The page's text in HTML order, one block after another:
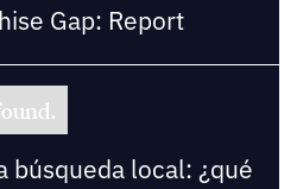
Gap: Report
búsqueda local: ¿qué